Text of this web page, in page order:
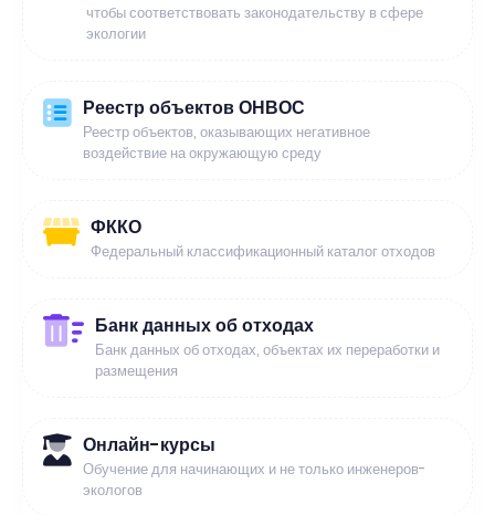
чтобы соответствовать законодательству в сфере
экологии
Реестр объектов ОНВОС
Реестр объектов, оказывающих негативное
воздействие на окружающую среду
ФККО
Федеральный классификационный каталог отходов
Банк данных об отходах
Банк данных об отходах, объектах их переработки и
размещения
Онлайн-курсы
Обучение для начинающих и не только инженеров-
экологов